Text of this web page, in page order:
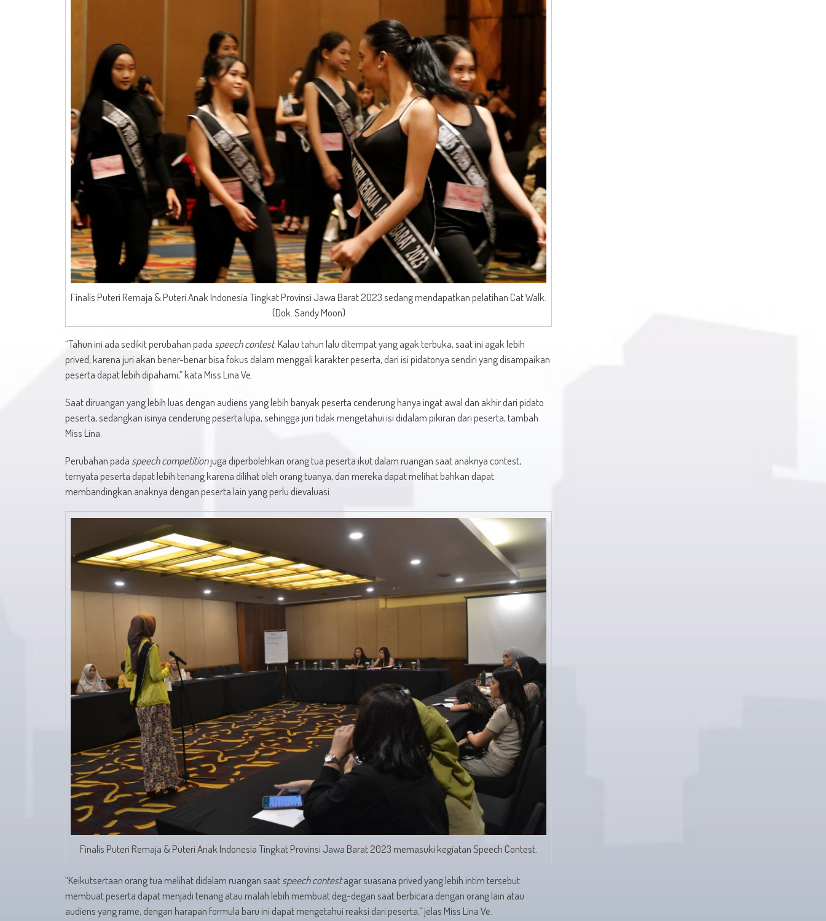
Finalis Puteri Remaja & Puteri Anak Indonesia Tingkat Provinsi Jawa Barat 2023 sedang mendapatkan pelatihan Cat Walk.
(Dok. Sandy Moon)
“Tahun ini ada sedikit perubahan pada speech contest. Kalau tahun lalu ditempat yang agak terbuka, saat ini agak lebih
prived, karena juri akan bener-benar bisa fokus dalam menggali karakter peserta, dari isi pidatonya sendiri yang disampaikan
peserta dapat lebih dipahami,” kata Miss Lina Ve.
Saat diruangan yang lebih luas dengan audiens yang lebih banyak peserta cenderung hanya ingat awal dan akhir dari pidato
peserta, sedangkan isinya cenderung peserta lupa, sehingga juri tidak mengetahui isi didalam pikiran dari peserta, tambah
Miss Lina.
Perubahan pada speech competitionjuga diperbolehkan orang tua peserta ikut dalam ruangan saat anaknya contest,
ternyata peserta dapat lebih tenang karena dilihat oleh orang tuanya, dan mereka dapat melihat bahkan dapat
membandingkan anaknya dengan peserta lain yang perlu dievaluasi.
Finalis Puteri Remaja & Puteri Anak Indonesia Tingkat Provinsi Jawa Barat 2023 memasuki kegiatan Speech Contest.
“Keikutsertaan orang tua melihat didalam ruangan saatspeech contestagar suasana prived yang lebih intim tersebut
membuat peserta dapat menjadi tenang atau malah lebih membuat deg-degan saat berbicara dengan orang lain atau
audiens yang rame, dengan harapan formula baru ini dapat mengetahui reaksi dari peserta,” jelas Miss Lina Ve.